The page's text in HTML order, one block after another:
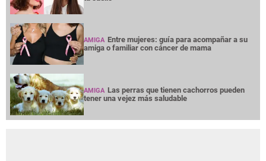
AMIGA Entre mujeres: guía para acompañar a su
amiga o familiar con cáncer de mama
AMIGA Las perras que tienen cachorros pueden
tener una vejez más saludable